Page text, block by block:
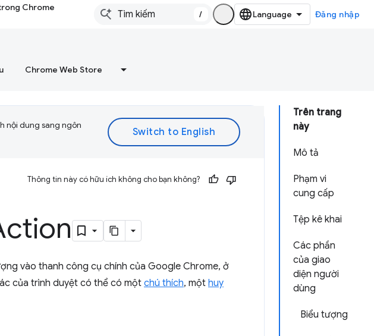
Chrome
/ Đăng nhập
Chrome Web Store
Trên trang
này
Mô tả
Phạm vi
cung cấp
Tệp kê khai
Các phần
của giao
diện người
dùng
Biểu tượng
nội dung sang ngôn
Thông tin này có hữu ích không cho bạn không?
vào thanh công cụ chính của Google Chrome, ở
của trình duyệt có thể có một chú thích, một huy